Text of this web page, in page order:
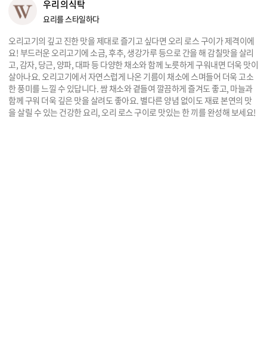
우리의식탁
요리를 스타일하다
오리고기의 깊고 진한 맛을 제대로 즐기고 싶다면 오리 로스 구이가 제격이에
요! 부드러운 오리고기에 소금, 후추, 생강가루 등으로 간을 해 감칠맛을 살리
고, 감자, 당근, 양파, 대파 등 다양한 채소와 함께 노릇하게 구워내면 더욱 맛이
살아나요. 오리고기에서 자연스럽게 나온 기름이 채소에 스며들어 더욱 고소
한 풍미를 느낄 수 있답니다. 쌈 채소와 곁들여 깔끔하게 즐겨도 좋고, 마늘과
함께 구워 더욱 깊은 맛을 살려도 좋아요. 별다른 양념 없이도 재료 본연의 맛
을 살릴 수 있는 건강한 요리, 오리 로스 구이로 맛있는 한 끼를 완성해 보세요!